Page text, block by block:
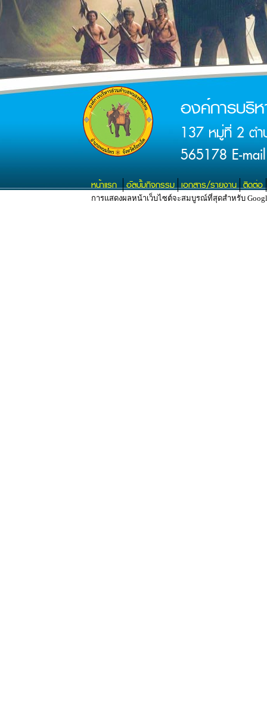
องค์การบริ
137 หมู่ที่ 2 ​ตำ
565178 E-
หน้าแรก อัลบั้มกิจกรรม เอกสาร/รายงาน ติดต่อ
การแสดงผลหน้าเว็บไซต์จะสมบูรณ์ที่สุดสำหรับ